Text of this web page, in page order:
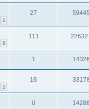
2
27 59445
8
111
1 14326
2
16 33178
0 14288